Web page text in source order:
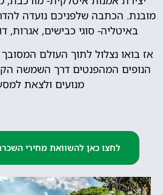
מובנת. הכתבה שלפניכם נועדה
באיטליה- סוגי כבישים, אגרות,
אז בואו נצלול לתוך העולם
הנופים המהפנטים דרך השמשה
מנועים ולצאת
לחצו כאן להשוואת מחירי